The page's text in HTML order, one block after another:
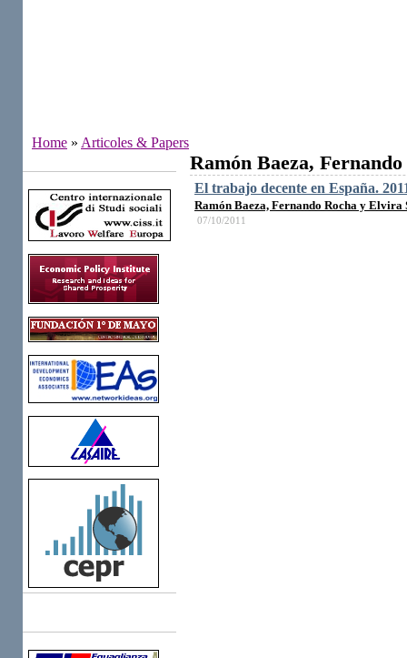
Home » Articoles & Papers
Ramón Baeza,
El trabajo decente en España.
Ramón Baeza, Fernando Rocha y Elvira
07/10/2011